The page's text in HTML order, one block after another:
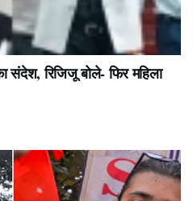
संदेश, रिजिजू बोले- फिर महिला